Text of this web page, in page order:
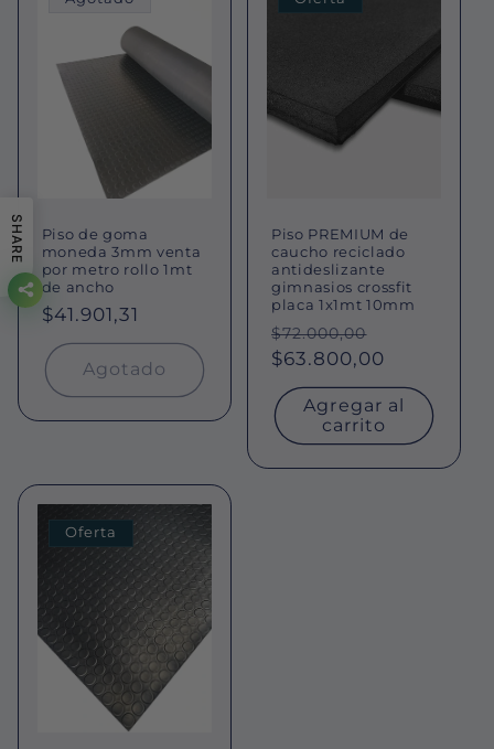
Piso de goma
moneda 3mm venta
por metro rollo 1mt
de ancho
Precio
habitual
$41.901,31
Agotado
Piso PREMIUM de
caucho reciclado
antideslizante
gimnasios crossfit
placa 1x1mt 10mm
Precio
habitual
$72.000,00
de
oferta
$63.800,00
Agregar al
carrito
Oferta
SHARE